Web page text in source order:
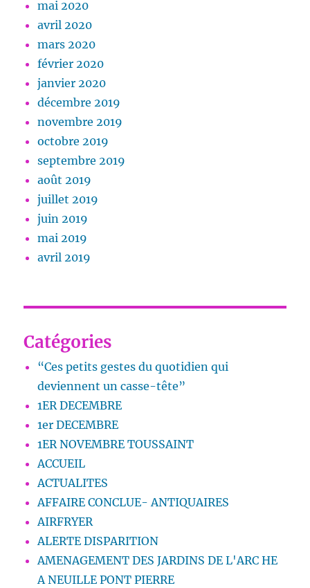
mai 2020
avril 2020
mars 2020
février 2020
janvier 2020
décembre 2019
novembre 2019
octobre 2019
septembre 2019
août 2019
juillet 2019
juin 2019
mai 2019
avril 2019
Catégories
“Ces petits gestes du quotidien qui
deviennent un casse-tête”
1ER DECEMBRE
1er DECEMBRE
1ER NOVEMBRE TOUSSAINT
ACCUEIL
ACTUALITES
AFFAIRE CONCLUE- ANTIQUAIRES
AIRFRYER
ALERTE DISPARITION
AMENAGEMENT DES JARDINS DE L'ARC HE
A NEUILLE PONT PIERRE